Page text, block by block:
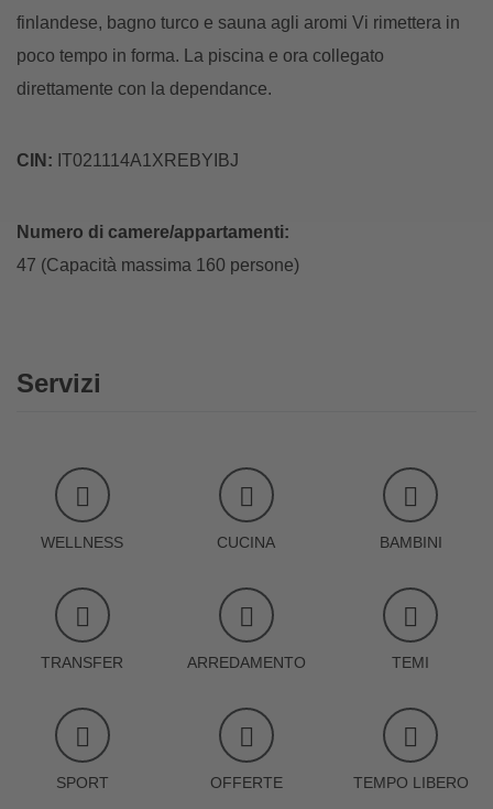
finlandese, bagno turco e sauna agli aromi Vi rimettera in
poco tempo in forma. La piscina e ora collegato
direttamente con la dependance.
CIN: IT021114A1XREBYIBJ
Numero di camere/appartamenti:
47 (Capacità massima 160 persone)
Servizi
WELLNESS CUCINA BAMBINI
TRANSFER ARREDAMENTO TEMI
SPORT OFFERTE TEMPO LIBERO